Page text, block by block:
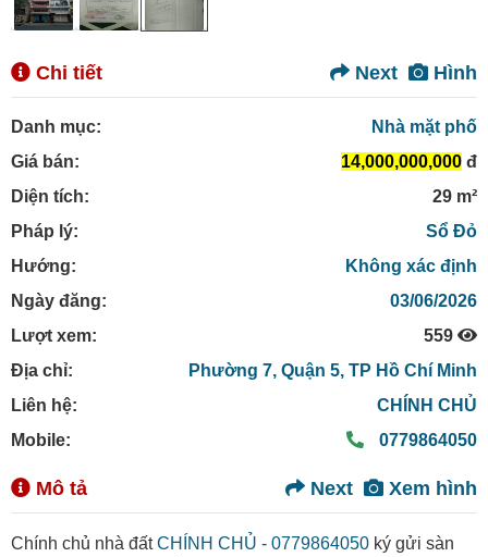
Chi tiết Hình
Next
Danh mục:
Nhà mặt phố
Giá bán:
14,000,000,000 đ
Diện tích:
29 m²
Pháp lý:
Sổ Đỏ
Hướng:
Không xác định
Ngày đăng:
03/06/2026
Lượt xem:
559
Địa chỉ:
Phường 7, Quận 5, TP Hồ Chí Minh
Liên hệ:
CHÍNH CHỦ
Mobile:
0779864050
Mô tả Xem hình
Next
Chính chủ nhà đấtCHÍNH CHỦ - 0779864050 ký gửi sàn